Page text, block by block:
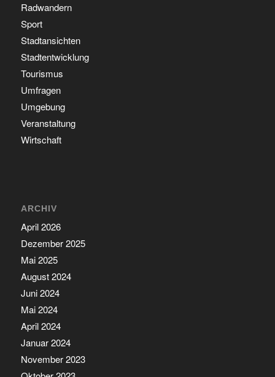
Radwandern
Sport
Stadtansichten
Stadtentwicklung
Tourismus
Umfragen
Umgebung
Veranstaltung
Wirtschaft
ARCHIV
April 2026
Dezember 2025
Mai 2025
August 2024
Juni 2024
Mai 2024
April 2024
Januar 2024
November 2023